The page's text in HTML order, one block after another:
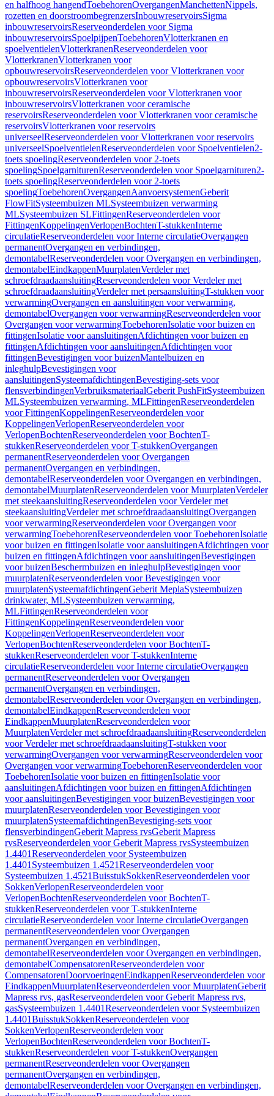
en halfhoog hangendToebehorenOvergangenManchettenNippels,
rozetten en doorstroombegrenzersInbouwreservoirsSigma
inbouwreservoirsReserveonderdelen voor Sigma
inbouwreservoirsSpoelpijpenToebehorenVlotterkranen en
spoelventielenVlotterkranenReserveonderdelen voor
VlotterkranenVlotterkranen voor
opbouwreservoirsReserveonderdelen voor Vlotterkranen voor
opbouwreservoirsVlotterkranen voor
inbouwreservoirsReserveonderdelen voor Vlotterkranen voor
inbouwreservoirsVlotterkranen voor ceramische
reservoirsReserveonderdelen voor Vlotterkranen voor ceramische
reservoirsVlotterkranen voor reservoirs
universeelReserveonderdelen voor Vlotterkranen voor reservoirs
universeelSpoelventielenReserveonderdelen voor Spoelventielen2-
toets spoelingReserveonderdelen voor 2-toets
spoelingSpoelgarniturenReserveonderdelen voor Spoelgarnituren2-
toets spoelingReserveonderdelen voor 2-toets
spoelingToebehorenOvergangenAanvoersystemenGeberit
FlowFitSysteembuizen MLSysteembuizen verwarming
MLSysteembuizen SLFittingenReserveonderdelen voor
FittingenKoppelingenVerlopenBochtenT-stukkenInterne
circulatieReserveonderdelen voor Interne circulatieOvergangen
permanentOvergangen en verbindingen,
demontabelReserveonderdelen voor Overgangen en verbindingen,
demontabelEindkappenMuurplatenVerdeler met
schroefdraadaansluitingReserveonderdelen voor Verdeler met
schroefdraadaansluitingVerdeler met persaansluitingT-stukken voor
verwarmingOvergangen en aansluitingen voor verwarming,
demontabelOvergangen voor verwarmingReserveonderdelen voor
Overgangen voor verwarmingToebehorenIsolatie voor buizen en
fittingenIsolatie voor aansluitingenAfdichtingen voor buizen en
fittingenAfdichtingen voor aansluitingenAfdichtingen voor
fittingenBevestigingen voor buizenMantelbuizen en
inleghulpBevestigingen voor
aansluitingenSysteemafdichtingenBevestiging-sets voor
flensverbindingenVerbruiksmateriaalGeberit PushFitSysteembuizen
MLSysteembuizen verwarming, MLFittingenReserveonderdelen
voor FittingenKoppelingenReserveonderdelen voor
KoppelingenVerlopenReserveonderdelen voor
VerlopenBochtenReserveonderdelen voor BochtenT-
stukkenReserveonderdelen voor T-stukkenOvergangen
permanentReserveonderdelen voor Overgangen
permanentOvergangen en verbindingen,
demontabelReserveonderdelen voor Overgangen en verbindingen,
demontabelMuurplatenReserveonderdelen voor MuurplatenVerdeler
met steekaansluitingReserveonderdelen voor Verdeler met
steekaansluitingVerdeler met schroefdraadaansluitingOvergangen
voor verwarmingReserveonderdelen voor Overgangen voor
verwarmingToebehorenReserveonderdelen voor ToebehorenIsolatie
voor buizen en fittingenIsolatie voor aansluitingenAfdichtingen voor
buizen en fittingenAfdichtingen voor aansluitingenBevestigingen
voor buizenBeschermbuizen en inleghulpBevestigingen voor
muurplatenReserveonderdelen voor Bevestigingen voor
muurplatenSysteemafdichtingenGeberit MeplaSysteembuizen
drinkwater, MLSysteembuizen verwarming,
MLFittingenReserveonderdelen voor
FittingenKoppelingenReserveonderdelen voor
KoppelingenVerlopenReserveonderdelen voor
VerlopenBochtenReserveonderdelen voor BochtenT-
stukkenReserveonderdelen voor T-stukkenInterne
circulatieReserveonderdelen voor Interne circulatieOvergangen
permanentReserveonderdelen voor Overgangen
permanentOvergangen en verbindingen,
demontabelReserveonderdelen voor Overgangen en verbindingen,
demontabelEindkappenReserveonderdelen voor
EindkappenMuurplatenReserveonderdelen voor
MuurplatenVerdeler met schroefdraadaansluitingReserveonderdelen
voor Verdeler met schroefdraadaansluitingT-stukken voor
verwarmingOvergangen voor verwarmingReserveonderdelen voor
Overgangen voor verwarmingToebehorenReserveonderdelen voor
ToebehorenIsolatie voor buizen en fittingenIsolatie voor
aansluitingenAfdichtingen voor buizen en fittingenAfdichtingen
voor aansluitingenBevestigingen voor buizenBevestigingen voor
muurplatenReserveonderdelen voor Bevestigingen voor
muurplatenSysteemafdichtingenBevestiging-sets voor
flensverbindingenGeberit Mapress rvsGeberit Mapress
rvsReserveonderdelen voor Geberit Mapress rvsSysteembuizen
1.4401Reserveonderdelen voor Systeembuizen
1.4401 Systeembuizen 1.4521Reserveonderdelen voor
Systeembuizen 1.4521BuisstukSokkenReserveonderdelen voor
SokkenVerlopenReserveonderdelen voor
VerlopenBochtenReserveonderdelen voor BochtenT-
stukkenReserveonderdelen voor T-stukkenInterne
circulatieReserveonderdelen voor Interne circulatieOvergangen
permanentReserveonderdelen voor Overgangen
permanentOvergangen en verbindingen,
demontabelReserveonderdelen voor Overgangen en verbindingen,
demontabelCompensatorenReserveonderdelen voor
CompensatorenDoorvoeringenEindkappenReserveonderdelen voor
EindkappenMuurplatenReserveonderdelen voor MuurplatenGeberit
Mapress rvs, gasReserveonderdelen voor Geberit Mapress rvs,
gasSysteembuizen 1.4401Reserveonderdelen voor Systeembuizen
1.4401BuisstukSokkenReserveonderdelen voor
SokkenVerlopenReserveonderdelen voor
VerlopenBochtenReserveonderdelen voor BochtenT-
stukkenReserveonderdelen voor T-stukkenOvergangen
permanentReserveonderdelen voor Overgangen
permanentOvergangen en verbindingen,
demontabelReserveonderdelen voor Overgangen en verbindingen,